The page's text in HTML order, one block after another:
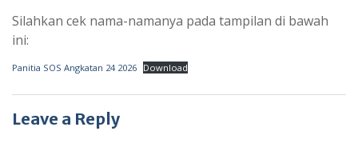
Silahkan cek nama-namanya pada tampilan di bawah
ini:
Panitia SOS Angkatan 24 2026 Download
Leave a Reply